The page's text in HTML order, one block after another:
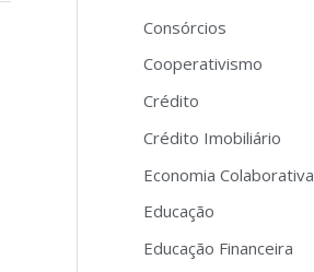
Consórcios
Cooperativismo
Crédito
Crédito Imobiliário
Economia Colaborativa
Educação
Educação Financeira